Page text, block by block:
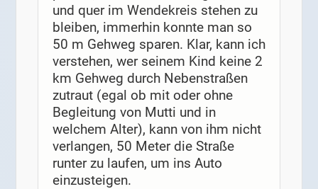
und quer im Wendekreis stehen zu
bleiben, immerhin konnte man so
50 m Gehweg sparen. Klar, kann ich
verstehen, wer seinem Kind keine 2
km Gehweg durch Nebenstraßen
zutraut (egal ob mit oder ohne
Begleitung von Mutti und in
welchem Alter), kann von ihm nicht
verlangen, 50 Meter die Straße
runter zu laufen, um ins Auto
einzusteigen.